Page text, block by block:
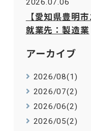
【愛知県豊明
就業先：製造業
アーカイブ
2026/08(1)
2026/07(2)
2026/06(2)
2026/05(2)